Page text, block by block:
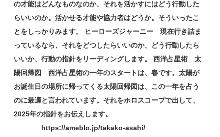
の才能はどんなものなのか、それを活かすにはどう行動した
らいいのか。活かせる才能や協力者はどうか。そういったこ
とをしっかりみます。 ヒーローズジャーニー 現在行き詰ま
っているなら、それをどつしたらいいのか、どう行動したら
いいか、行動の指針をリーディングします。 西洋占星術 太
陽回帰図 西洋占星術の一年のスタートは、春です。太陽が
お誕生日の場所に帰ってくる太陽回帰図は、この一年を占う
のに最適と言われています。それをホロスコープで出して、
2025年の指針をお伝えします。
https://ameblo.jp/takako-asahi/